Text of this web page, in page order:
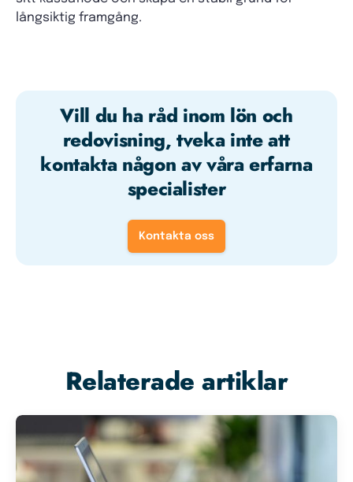
långsiktig framgång.
Vill du ha råd inom lön och
redovisning, tveka inte att
kontakta någon av våra erfarna
specialister
Kontakta oss
Relaterade artiklar